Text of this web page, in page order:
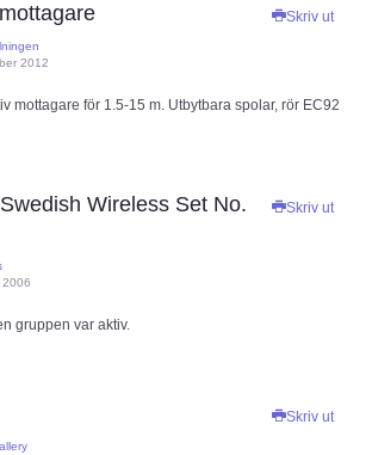
Skriv ut
2012
mottagare för 1.5-15 m. Utbytbara spolar, rör EC92
Skriv ut
Wireless Set No.
2006
gruppen var aktiv.
Skriv ut